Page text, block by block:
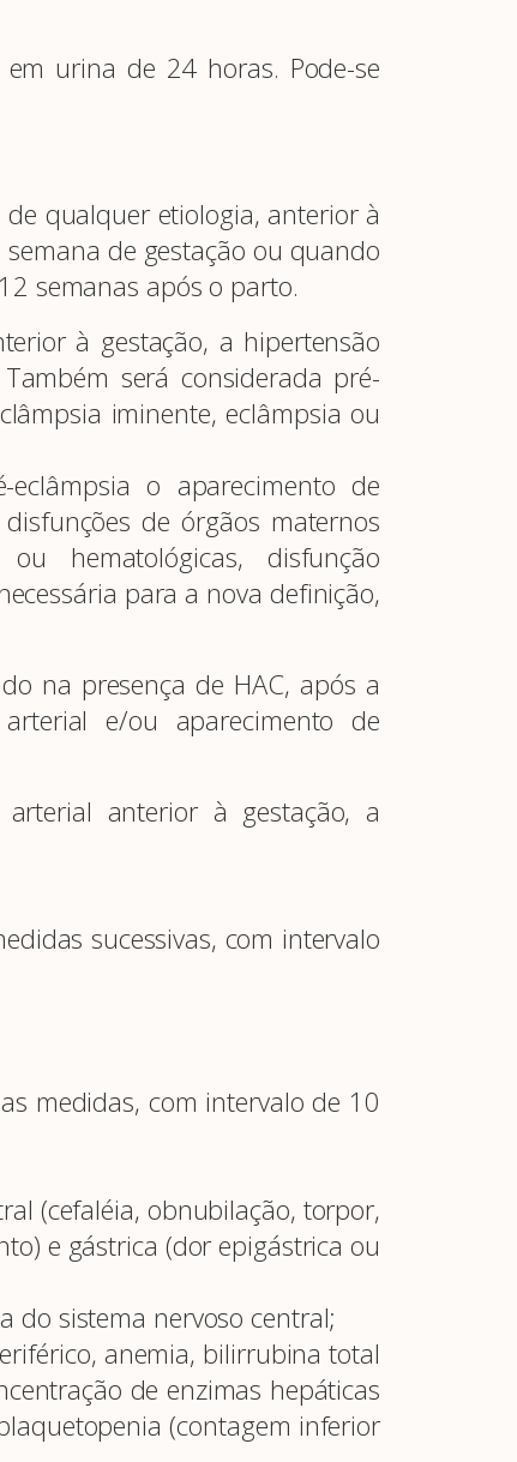
A Febrasgo Ensino
urina de 24 horas. Pode-se
qualquer etiologia, anterior à
de gestação ou quando
semanas após o parto.
à gestação, a hipertensão
será considerada pré-
iminente, eclâmpsia ou
o aparecimento de
de órgãos maternos
hematológicas, disfunção
para a nova definição,
na presença de HAC, após a
e/ou aparecimento de
anterior à gestação, a
sucessivas, com intervalo
medidas, com intervalo de 10
(cefaléia, obnubilação, torpor,
e gástrica (dor epigástrica ou
do sistema nervoso central;
anemia, bilirrubina total
de enzimas hepáticas
(contagem inferior